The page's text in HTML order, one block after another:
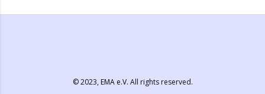
© 2023,EMA e.V. All rights reserved.